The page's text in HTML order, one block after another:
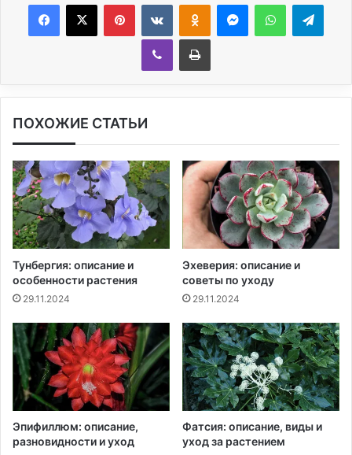
ПОХОЖИЕ СТАТЬИ
Тунбергия: описание и
особенности растения
29.11.2024
Эхеверия: описание и
советы по уходу
29.11.2024
Эпифиллюм: описание,
разновидности и уход
Фатсия: описание, виды и
уход за растением